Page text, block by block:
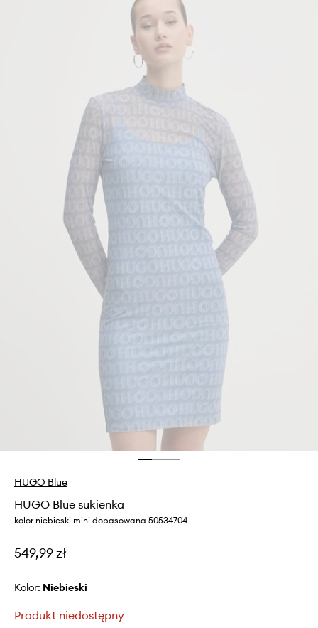
HUGO Blue
HUGO Blue sukienka
kolor niebieski mini dopasowana 50534704
549,99 zł
Kolor: niebieski
Produkt niedostępny